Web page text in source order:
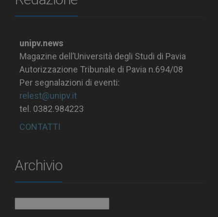
unipv.news
Magazine dell’Università degli Studi di Pavia
Autorizzazione Tribunale di Pavia n.694/08
Per segnalazioni di eventi:
relest@unipv.it
tel. 0382.984223
CONTATTI
Archivio